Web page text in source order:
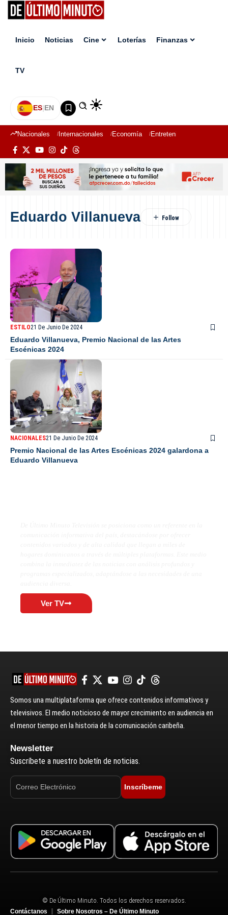
Inicio Noticias Cine Loterías Finanzas
TV
ES|EN
Nacionales Internacionales Economía Entretenimiento
Eduardo Villanueva
ESTILO21 De Junio De 2024
Eduardo Villanueva, Premio Nacional de las Artes
Escénicas 2024
NACIONALES21 De Junio De 2024
Premio Nacional de las Artes Escénicas 2024 galardona a
Eduardo Villanueva
Ver TV
Somos una multiplataforma que ofrece contenidos informativos y
televisivos. El medio noticioso de mayor crecimiento en audiencia en
el menor tiempo en la historia de la comunicación caribeña.
Newsletter
Suscríbete a nuestro boletín de noticias.
Inscríbeme
© De Último Minuto. Todos los derechos reservados.
Contáctanos Sobre Nosotros – De Último Minuto